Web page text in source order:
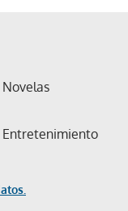
Novelas
Entretenimiento